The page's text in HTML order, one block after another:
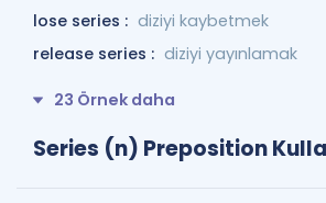
lose series : diziyi kaybetmek
release series : diziyi yayınlamak
23 Örnek daha
Series (n) Preposition